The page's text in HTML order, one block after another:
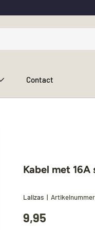
Contact
Kabel met 16A
Lalizas |Artikelnummer
9,95